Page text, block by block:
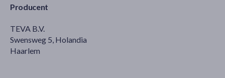
Producent
TEVA B.V.
Swensweg 5, Holandia
Haarlem